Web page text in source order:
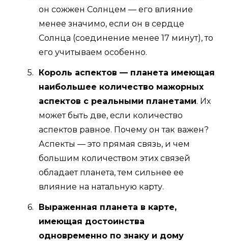
он сожжен Солнцем — его влияние
менее значимо, если он в сердце
Солнца (соединение менее 17 минут), то
его учитываем особенно.
Король аспектов — планета имеющая
наибольшее количество мажорных
аспектов с реальными планетами. Их
может быть две, если количество
аспектов равное. Почему он так важен?
Аспекты — это прямая связь, и чем
большим количеством этих связей
обладает планета, тем сильнее ее
влияние на натальную карту.
Выраженная планета в карте,
имеющая достоинства
одновременно по знаку и дому